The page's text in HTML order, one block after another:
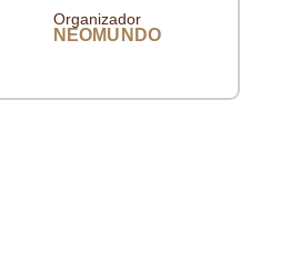
Organizador
NEOMUNDO